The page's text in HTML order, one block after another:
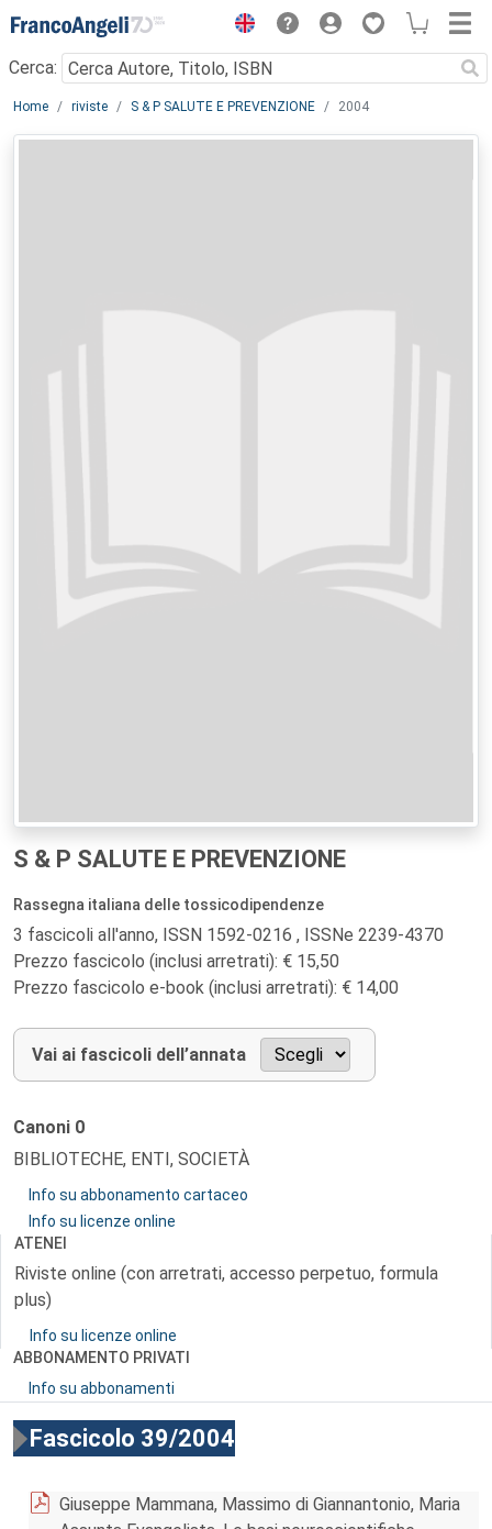
Menu
Cerca:
Main content
Home riviste S & P SALUTE E PREVENZIONE 2004
S & P SALUTE E PREVENZIONE
Rassegna italiana delle tossicodipendenze
3 fascicoli all'anno, ISSN 1592-0216 , ISSNe 2239-4370
Prezzo fascicolo (inclusi arretrati): € 15,50
Prezzo fascicolo e-book (inclusi arretrati): € 14,00
Vai ai fascicoli dell’annata
Canoni 0
BIBLIOTECHE, ENTI, SOCIETÀ
Info su abbonamento cartaceo
Info su licenze online
ATENEI
Riviste online (con arretrati, accesso perpetuo, formula
plus)
Info su licenze online
ABBONAMENTO PRIVATI
Info su abbonamenti
Fascicolo 39/2004
Giuseppe Mammana, Massimo di Giannantonio, Maria